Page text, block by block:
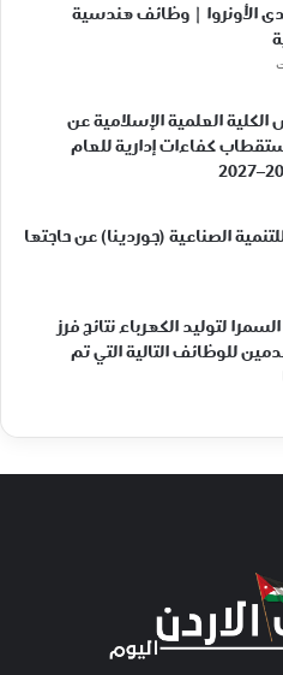
الأونروا | وظائف هندسية
العلمية الإسلامية عن
كفاءات إدارية للعام
الصناعية (جوردينا) عن حاجتها
لتوليد الكهرباء نتائج فرز
للوظائف التالية التي تم